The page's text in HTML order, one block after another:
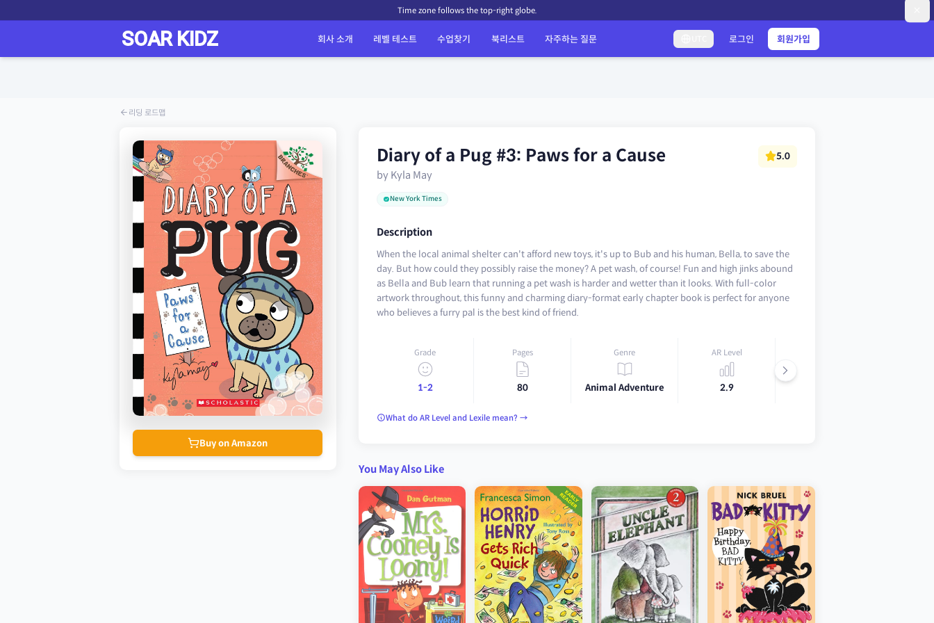
Time zone follows the top-right globe.
회사 소개 레벨 테스트 수업찾기 북리스트 자주하는 질문 로그인 회원가입
리딩 로드맵
Buy on Amazon
Diary of a Pug #3: Paws for a Cause
by Kyla May
5.0
New York Times
Description
When the local animal shelter can't afford new toys, it's up to Bub and his human, Bella, to save the
day. But how could they possibly raise the money? A pet wash, of course! Fun and high jinks abound
as Bella and Bub learn that running a pet wash is harder and wetter than it looks. With full-color
artwork throughout, this funny and charming diary-format early chapter book is perfect for anyone
who believes a furry pal is the best kind of friend.
Grade
1-2
Pages
80
Genre
Animal Adventure
AR Level
2.9
What do AR Level and Lexile mean? →
You May Also Like